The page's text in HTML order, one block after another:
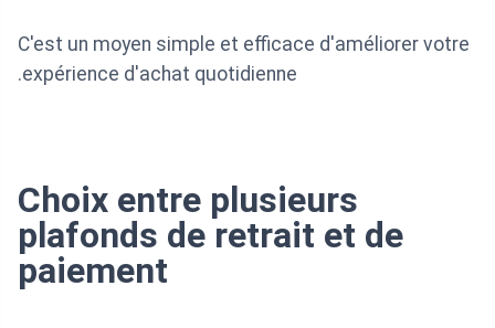
C'est un moyen simple et efficace d'améliorer votre
expérience d'achat quotidienne.
Choix entre plusieurs
plafonds de retrait et de
paiement